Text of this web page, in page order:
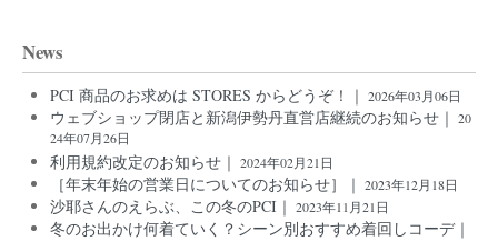
News
PCI 商品のお求めは STORES からどうぞ！｜ 2026年03月06日
ウェブショップ閉店と新潟伊勢丹直営店継続のお知らせ｜ 20
24年07月26日
利用規約改定のお知らせ｜ 2024年02月21日
［年末年始の営業日についてのお知らせ］｜ 2023年12月18日
沙耶さんのえらぶ、この冬のPCI｜ 2023年11月21日
冬のお出かけ何着ていく？シーン別おすすめ着回しコーデ｜